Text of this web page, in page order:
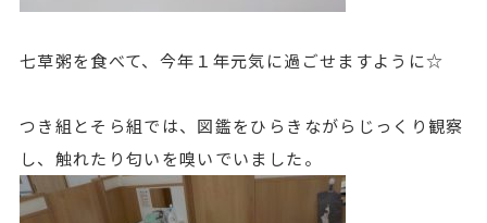
七草粥を食べて、今年１年元気に過ごせますように☆
つき組とそら組では、図鑑をひらきながらじっくり観察
し、触れたり匂いを嗅いでいました。